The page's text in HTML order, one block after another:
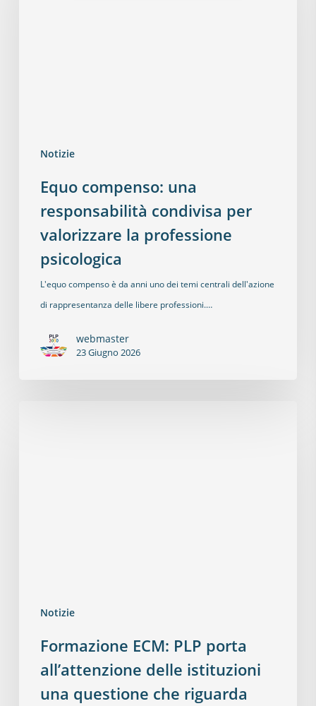
Notizie
Equo compenso: una
responsabilità condivisa per
valorizzare la professione
psicologica
L'equo compenso è da anni uno dei temi centrali dell'azione
di rappresentanza delle libere professioni.…
webmaster
23 Giugno 2026
Notizie
Formazione ECM: PLP porta
all’attenzione delle istituzioni
una questione che riguarda